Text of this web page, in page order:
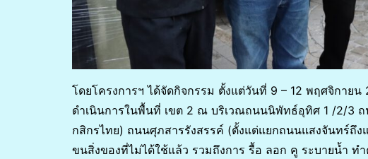
โดยโครงการฯ ได้จัดกิจกรรม ตั้งแต่วันที่ 9 – 12 พฤศจิกายน
ดำเนินการในพื้นที่ เขต 2 ณ บริเวณถนนนิพัทธ์อุทิศ 1 /2/3 ถ
กสิกรไทย) ถนนศุภสารรังสรรค์ (ตั้งแต่แยกถนนแสงจันทร์ถึง
ขนสิ่งของที่ไม่ได้ใช้แล้ว รวมถึงการ รื้อ ลอก คู ระบายน้ำ ท